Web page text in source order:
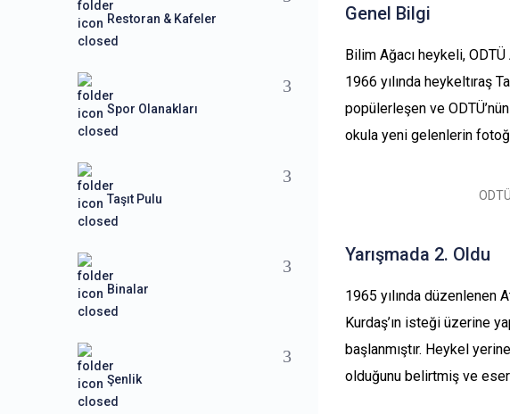
Restoran & Kafeler
Spor Olanakları
Taşıt Pulu
Binalar
Şenlik
Genel Bilgi
Bilim Ağacı heykeli,
1966 yılında heykeltıraş
popülerleşen ve
okula yeni gelenlerin
Yarışmada 2. Oldu
1965 yılında düzenlenen
Kurdaş’ın isteği üzerine
başlanmıştır. Heykel
olduğunu belirtmiş ve